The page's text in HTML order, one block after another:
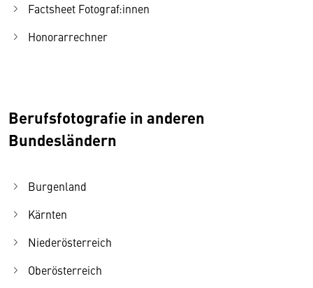
Factsheet Fotograf:innen
Honorarrechner
Berufsfotografie in anderen
Bundesländern
Burgenland
Kärnten
Niederösterreich
Oberösterreich